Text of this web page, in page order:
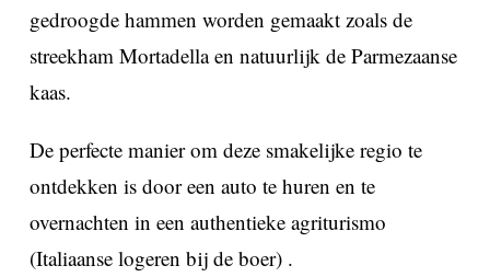
gedroogde hammen worden gemaakt zoals de
streekham Mortadella en natuurlijk de Parmezaanse
kaas.
De perfecte manier om deze smakelijke regio te
ontdekken is door een auto te huren en te
overnachten in een authentieke agriturismo
(Italiaanse logeren bij de boer) .